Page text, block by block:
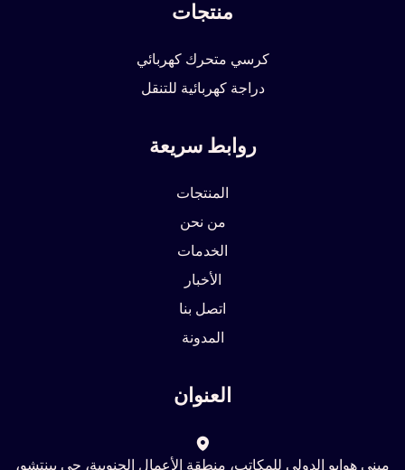
منتجات
كرسي متحرك كهربائي
دراجة كهربائية للتنقل
روابط سريعة
المنتجات
من نحن
الخدمات
الأخبار
اتصل بنا
المدونة
العنوان
مبنى هوايو الدولي للمكاتب، منطقة الأعمال الجنوبية، حي يينتشو،